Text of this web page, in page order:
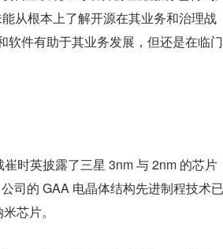
从根本上了解开源在其业务和治理战
件有助于其业务发展，但还是在临门
时英披露了三星 3nm 与 2nm 的芯片
司的 GAA 电晶体结构先进制程技术已
芯片。